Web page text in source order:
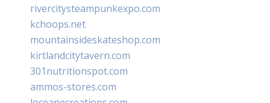
rivercitysteampunkexpo.com
kchoops.net
mountainsideskateshop.com
kirtlandcitytavern.com
301nutritionspot.com
ammos-stores.com